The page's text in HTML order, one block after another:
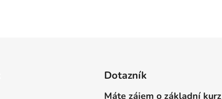
Dotazník
Máte zájem o základní kurz